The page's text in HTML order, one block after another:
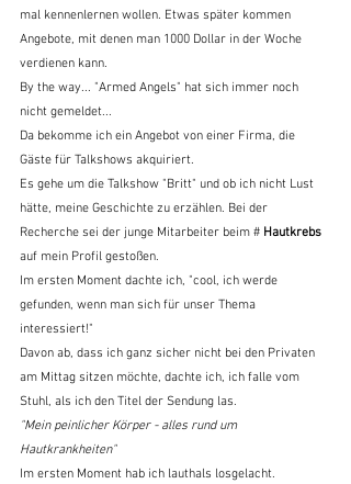
mal kennenlernen wollen. Etwas später kommen
Angebote, mit denen man 1000 Dollar in der Woche
verdienen kann.
By the way... "Armed Angels" hat sich immer noch
nicht gemeldet...
Da bekomme ich ein Angebot von einer Firma, die
Gäste für Talkshows akquiriert.
Es gehe um die Talkshow "Britt" und ob ich nicht Lust
hätte, meine Geschichte zu erzählen. Bei der
Recherche sei der junge Mitarbeiter beim # Hautkrebs
auf mein Profil gestoßen.
Im ersten Moment dachte ich, "cool, ich werde
gefunden, wenn man sich für unser Thema
interessiert!"
Davon ab, dass ich ganz sicher nicht bei den Privaten
am Mittag sitzen möchte, dachte ich, ich falle vom
Stuhl, als ich den Titel der Sendung las.
"Mein peinlicher Körper - alles rund um
Hautkrankheiten"
Im ersten Moment hab ich lauthals losgelacht.